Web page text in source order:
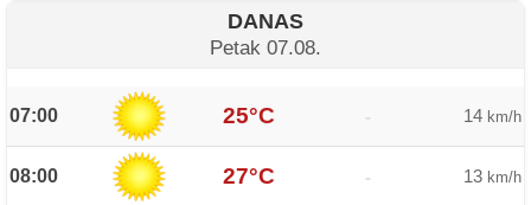
DANAS
Petak 07.08.
07:00 25°C - 14 km/h
08:00 27°C - 13 km/h